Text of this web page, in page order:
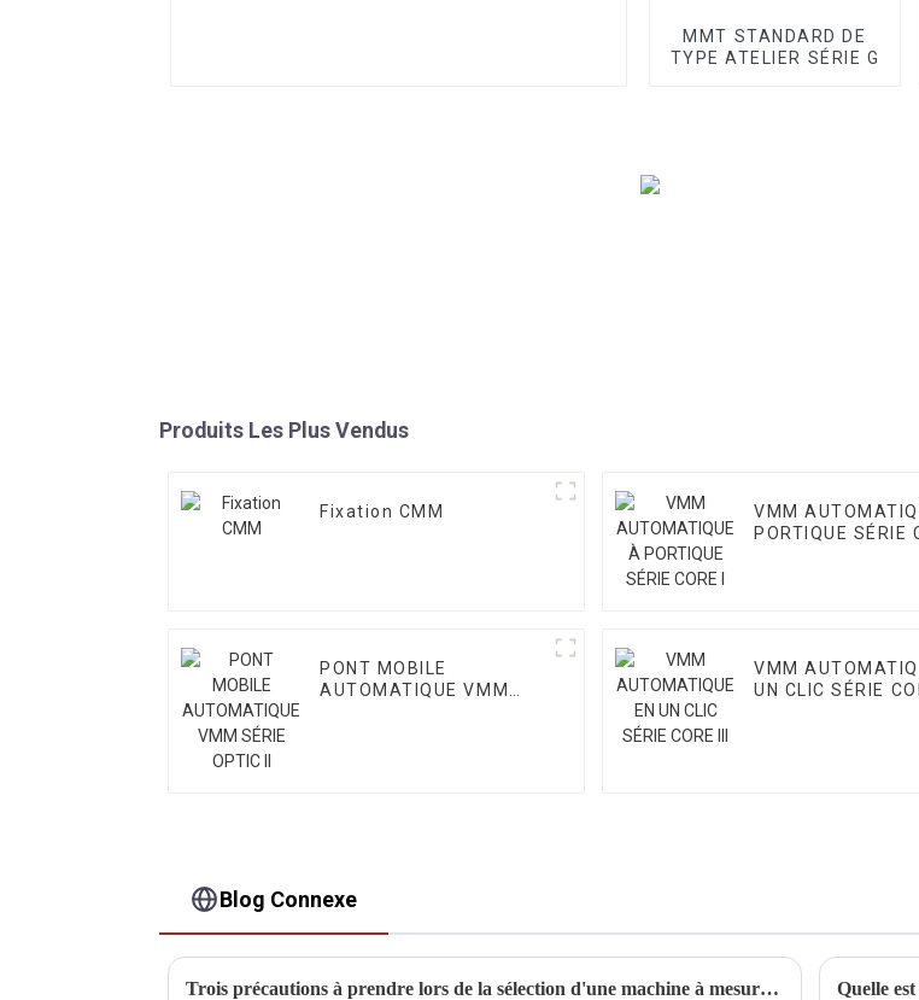
MMT STANDARD DE
TYPE ATELIER SÉRIE G
Produits Les Plus Vendus
Fixation CMM
VMM
PORTIQUE SÉRIE
PONT MOBILE
AUTOMATIQUE VMM
VMM
UN CLIC SÉRIE
Blog Connexe
Trois précautions à prendre lors de la sélection d'une machine à mesurer tridimensionnelle Quelle